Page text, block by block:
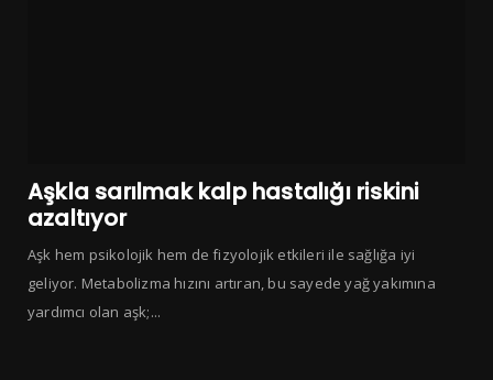
Aşkla sarılmak kalp hastalığı riskini
azaltıyor
Aşk hem psikolojik hem de fizyolojik etkileri ile sağlığa iyi
geliyor. Metabolizma hızını artıran, bu sayede yağ yakımına
yardımcı olan aşk;...